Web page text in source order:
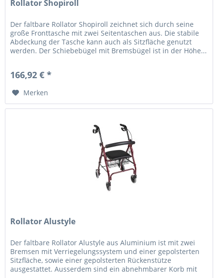
Rollator Shopiroll
Der faltbare Rollator Shopiroll zeichnet sich durch seine
große Fronttasche mit zwei Seitentaschen aus. Die stabile
Abdeckung der Tasche kann auch als Sitzfläche genutzt
werden. Der Schiebebügel mit Bremsbügel ist in der Höhe...
166,92 € *
Merken
Rollator Alustyle
Der faltbare Rollator Alustyle aus Aluminium ist mit zwei
Bremsen mit Verriegelungssystem und einer gepolsterten
Sitzfläche, sowie einer gepolsterten Rückenstütze
ausgestattet. Ausserdem sind ein abnehmbarer Korb mit